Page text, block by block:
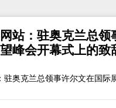
站：驻奥克兰总领
峰会开幕式上的致
驻奥克兰总领事许尔文在国际